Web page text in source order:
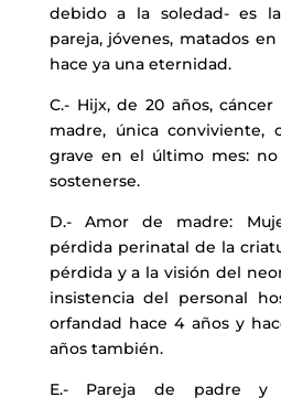
debido a la soledad- es
pareja, jóvenes, matados
hace ya una eternidad.
C.- Hijx, de 20 años,
madre, única conviviente,
grave en el último mes:
sostenerse.
D.- Amor de madre:
pérdida perinatal de la
pérdida y a la visión del
insistencia del personal
orfandad hace 4 años y
años también.
E.- Pareja de padre y